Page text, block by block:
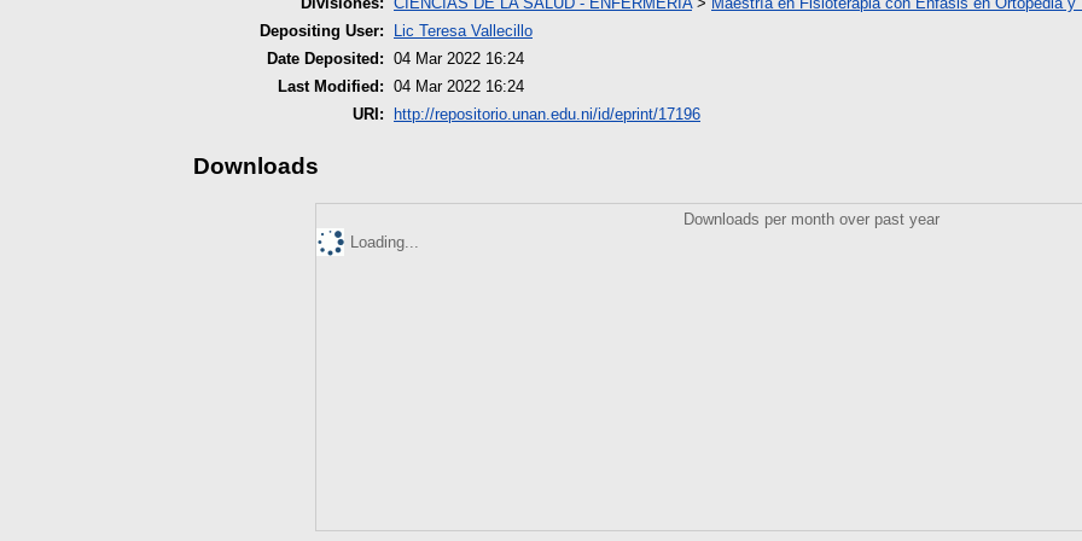
Depositing User:
Lic Teresa Vallecillo
Date Deposited: 04 Mar 2022 16:24
Last Modified: 04 Mar 2022 16:24
URI:
http://repositorio.unan.edu.ni/id/eprint/17196
Downloads
Downloads per month over past year
Loading...